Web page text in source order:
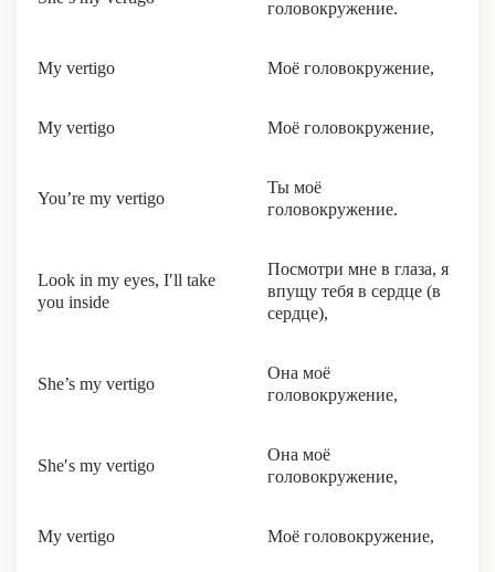
головокружение.
My vertigo Моё головокружение,
My vertigo Моё головокружение,
You’re my vertigo
Ты моё
головокружение.
Look in my eyes, I′ll take
you inside
Посмотри мне в глаза, я
впущу тебя в сердце (в
сердце),
She’s my vertigo
Она моё
головокружение,
She′s my vertigo
Она моё
головокружение,
My vertigo Моё головокружение,